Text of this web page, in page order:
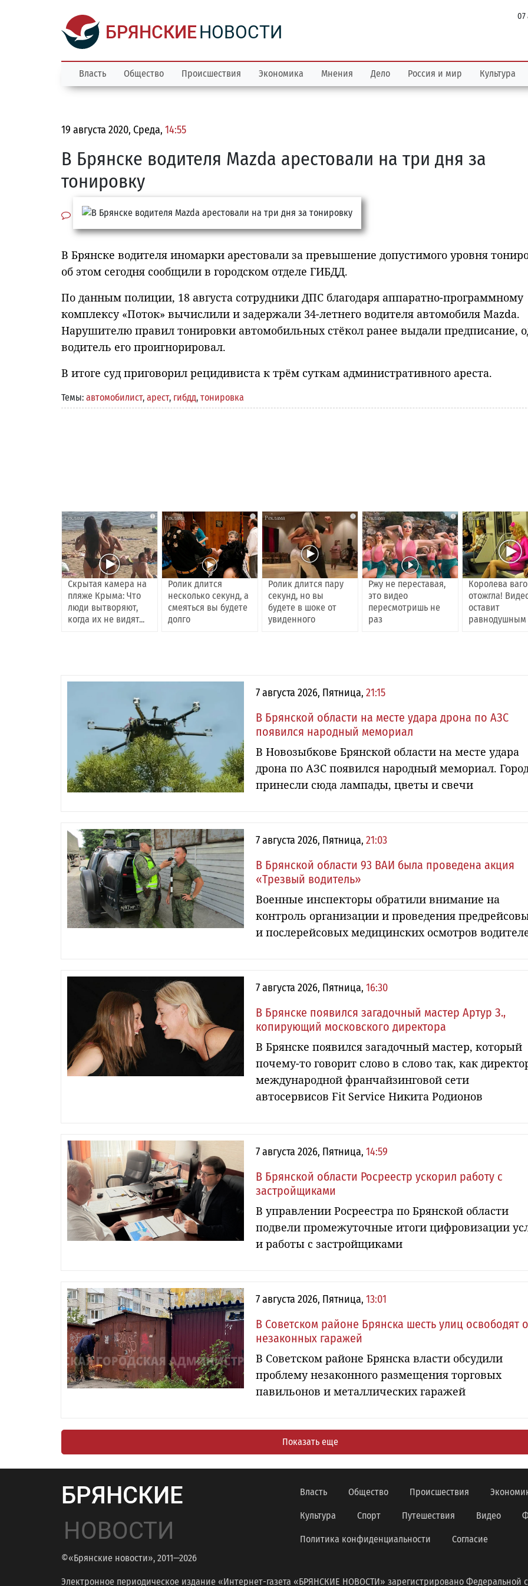
БРЯНСКИЕНОВОСТИ
07
Власть Общество Происшествия Экономика Мнения Дело Россия и мир Культура
19 августа 2020, Среда, 14:55
В Брянске водителя Mazda арестовали на три дня за
тонировку
В Брянске водителя иномарки арестовали за превышение допустимого уровня
об этом сегодня сообщили в городском отделе ГИБДД.
По данным полиции, 18 августа сотрудники ДПС благодаря аппаратно-программному
комплексу «Поток» вычислили и задержали 34-летнего водителя автомобиля Mazda.
Нарушителю правил тонировки автомобильных стёкол ранее выдали предписание,
водитель его проигнорировал.
В итоге суд приговорил рецидивиста к трём суткам административного ареста.
Темы: автомобилист, арест, гибдд, тонировка
i
Скрытая камера на
пляже Крыма: Что
люди вытворяют,
когда их не видят...
i
Ролик длится
несколько секунд, а
смеяться вы будете
долго
i
Ролик длится пару
секунд, но вы
будете в шоке от
увиденного
i
Ржу не переставая,
это видео
пересмотришь не
раз
Королева
отожгла!
оставит
равнодушным
7 августа 2026, Пятница, 21:15
В Брянской области на месте удара дрона по АЗС
появился народный мемориал
В Новозыбкове Брянской области на месте удара
дрона по АЗС появился народный мемориал.
принесли сюда лампады, цветы и свечи
7 августа 2026, Пятница, 21:03
В Брянской области 93 ВАИ была проведена акция
«Трезвый водитель»
Военные инспекторы обратили внимание на
контроль организации и проведения
и послерейсовых медицинских осмотров
7 августа 2026, Пятница, 16:30
В Брянске появился загадочный мастер Артур З.,
копирующий московского директора
В Брянске появился загадочный мастер, который
почему-то говорит слово в слово так, как
международной франчайзинговой сети
автосервисов Fit Service Никита Родионов
7 августа 2026, Пятница, 14:59
В Брянской области Росреестр ускорил работу с
застройщиками
В управлении Росреестра по Брянской области
подвели промежуточные итоги цифровизации
и работы с застройщиками
7 августа 2026, Пятница, 13:01
В Советском районе Брянска шесть улиц освободят
незаконных гаражей
В Советском районе Брянска власти обсудили
проблему незаконного размещения торговых
павильонов и металлических гаражей
Показать еще
БРЯНСКИЕ
НОВОСТИ
©«Брянские новости», 2011—2026
Власть Общество Происшествия
Культура Спорт Путешествия Видео
Политика конфиденциальности Согласие
Электронное периодическое издание «Интернет-газета «БРЯНСКИЕ НОВОСТИ» зарегистрировано Федеральной